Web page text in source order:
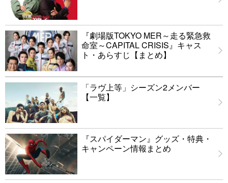
『劇場版TOKYO MER～走る緊急救
命室～CAPITAL CRISIS』キャス
ト・あらすじ【まとめ】
「ラヴ上等」シーズン2メンバー
【一覧】
『スパイダーマン』グッズ・特典・
キャンペーン情報まとめ